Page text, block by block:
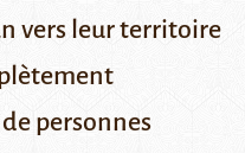
vers leur territoire
personnes